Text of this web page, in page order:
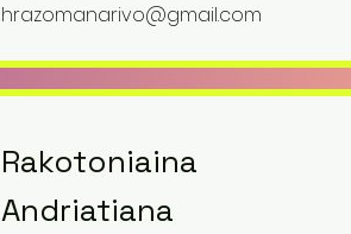
hrazomanarivo@gmail.com
Rakotoniaina
Andriatiana